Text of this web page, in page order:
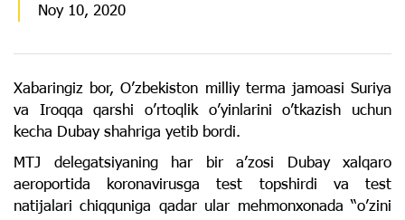
Noy 10, 2020
Xabaringiz bor, O’zbekiston milliy terma jamoasi Suriya
va Iroqqa qarshi o’rtoqlik o’yinlarini o’tkazish uchun
kecha Dubay shahriga yetib bordi.
MTJ delegatsiyaning har bir a’zosi Dubay xalqaro
aeroportida koronavirusga test topshirdi va test
natijalari chiqquniga qadar ular mehmonxonada “o’zini